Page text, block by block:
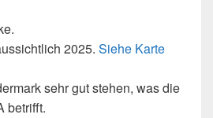
2025. Siehe Karte
sehr gut stehen, was die
betrifft.